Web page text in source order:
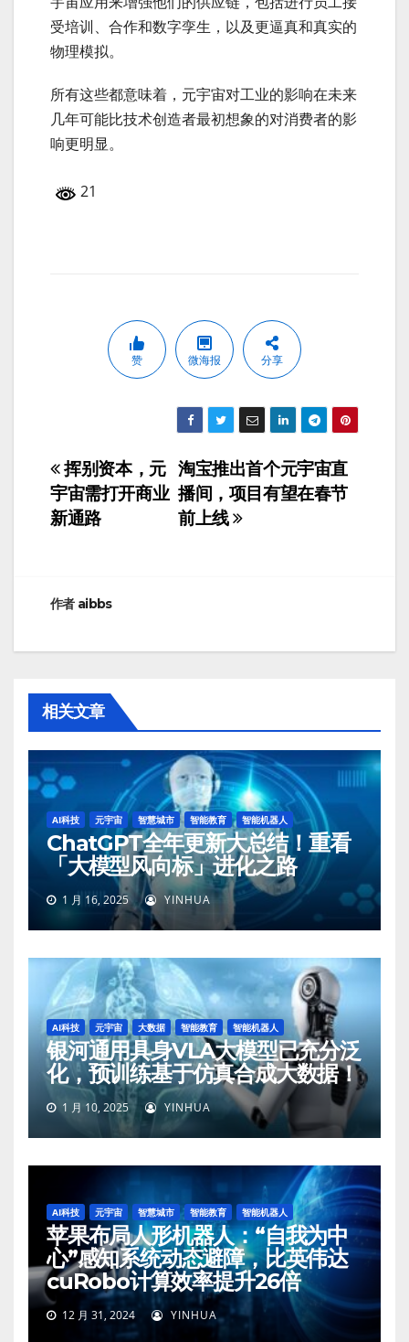
受培训、合作和数字孪生，以及更逼真和真实的
物理模拟。
所有这些都意味着，元宇宙对工业的影响在未来
几年可能比技术创造者最初想象的对消费者的影
响更明显。
21
赞 微海报 分享
文
章
航
淘宝推出首个元宇宙直
播间，项目有望在春节
前上线
挥别资本，元
宇宙需打开商业
新通路
作者 aibbs
相关文章
AI科技 元宇宙 智慧城市 智能教育 智能机器人
ChatGPT全年更新大总结！重看
「大模型风向标」进化之路
1 月 16, 2025 YINHUA
AI科技 元宇宙 大数据 智能教育 智能机器人
银河通用具身VLA大模型已充分泛
化，预训练基于仿真合成大数据！
1 月 10, 2025 YINHUA
AI科技 元宇宙 智慧城市 智能教育 智能机器人
苹果布局人形机器人：“自我为中
心”感知系统动态避障，比英伟达
cuRobo计算效率提升26倍
12 月 31, 2024 YINHUA